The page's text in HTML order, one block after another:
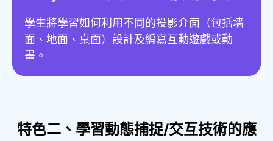
學生將學習如何利用不同的投影介面（包括墻
面、地面、桌面）設計及編寫互動遊戲或動
畫。
特色二、學習動態捕捉/交互技術的應